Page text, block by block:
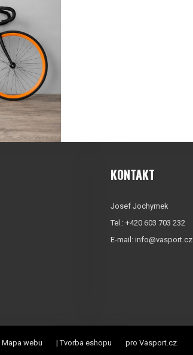
KONTAKT
Josef Jochymek
Tel.: +420 603 703 232
E-mail: info@vasport.cz
Mapa webu |Tvorba eshopu pro Vasport.cz